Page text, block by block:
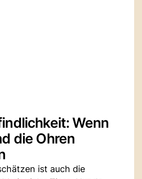
Wenn
die Ohren
ist auch die